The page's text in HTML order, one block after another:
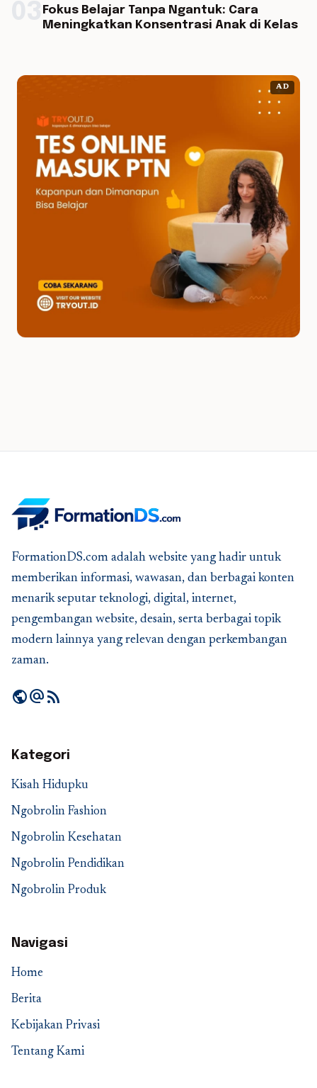
Fokus Belajar Tanpa Ngantuk: Cara
Meningkatkan Konsentrasi Anak di Kelas
AD
FormationDS.com adalah website yang hadir untuk
memberikan informasi, wawasan, dan berbagai konten
menarik seputar teknologi, digital, internet,
pengembangan website, desain, serta berbagai topik
modern lainnya yang relevan dengan perkembangan
zaman.
publicalternate_emailrss_feed
Kategori
Kisah Hidupku
Ngobrolin Fashion
Ngobrolin Kesehatan
Ngobrolin Pendidikan
Ngobrolin Produk
Navigasi
Home
Berita
Kebijakan Privasi
Tentang Kami